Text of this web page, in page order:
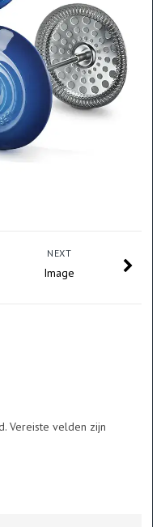
NEXT
Image
Vereiste velden zijn